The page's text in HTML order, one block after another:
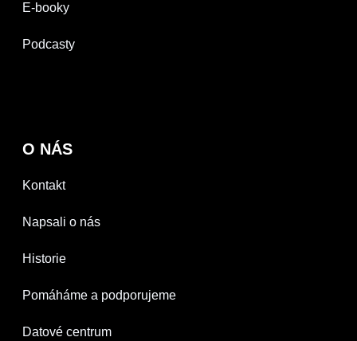
E-booky
Podcasty
O NÁS
Kontakt
Napsali o nás
Historie
Pomáháme a podporujeme
Datové centrum